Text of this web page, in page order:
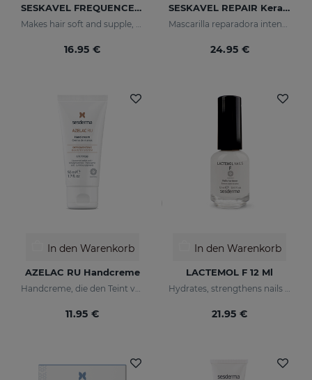
SESKAVEL FREQUENCE Frequenzshampoo
16.95 €
SESKAVEL REPAIR Keratin-Haarkur
24.95 €
In den Warenkorb
AZELAC RU Handcreme
Handcreme, die den Teint vereinheitlicht
11.95 €
In den Warenkorb
LACTEMOL F 12 Ml
Hydrates, strengthens nails making them more flexible and resilient.
21.95 €